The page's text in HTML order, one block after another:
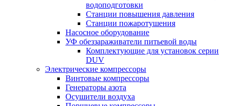
водоподготовки
Станции повышения давления
Станции пожаротушения
Насосное оборудование
УФ обеззараживатели питьевой воды
Комплектующие для установок серии
DUV
Электрические компрессоры
Винтовые компрессоры
Генераторы азота
Осушители воздуха